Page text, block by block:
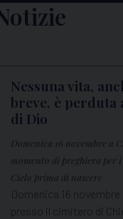
Nessuna vita,
breve, è perduta
di Dio
Domenica 16 novembre a
momento di preghiera per
Cielo prima di nascere
Domenica 16 novembre
presso il cimitero di